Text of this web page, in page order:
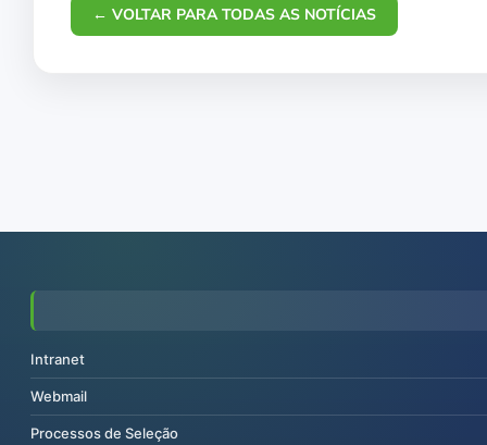
← VOLTAR PARA TODAS AS NOTÍCIAS
Intranet
Webmail
Processos de Seleção